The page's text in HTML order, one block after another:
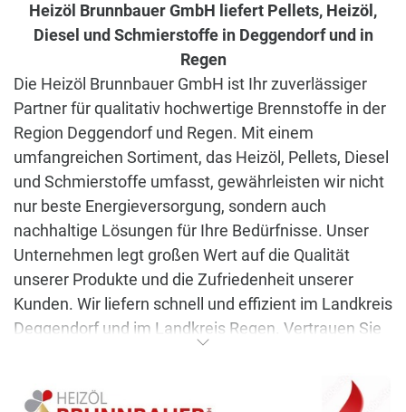
Heizöl Brunnbauer GmbH liefert Pellets, Heizöl,
Diesel und Schmierstoffe in Deggendorf und in
Regen
Die Heizöl Brunnbauer GmbH ist Ihr zuverlässiger
Partner für qualitativ hochwertige Brennstoffe in der
Region Deggendorf und Regen. Mit einem
umfangreichen Sortiment, das Heizöl, Pellets, Diesel
und Schmierstoffe umfasst, gewährleisten wir nicht
nur beste Energieversorgung, sondern auch
nachhaltige Lösungen für Ihre Bedürfnisse. Unser
Unternehmen legt großen Wert auf die Qualität
unserer Produkte und die Zufriedenheit unserer
Kunden. Wir liefern schnell und effizient im Landkreis
Deggendorf und im Landkreis Regen. Vertrauen Sie